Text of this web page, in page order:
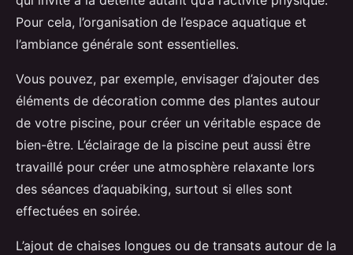
Pour cela, l’organisation de l’espace aquatique et
l’ambiance générale sont essentielles.
Vous pouvez, par exemple, envisager d’ajouter des
éléments de décoration comme des plantes autour
de votre piscine, pour créer un véritable espace de
bien-être. L’éclairage de la piscine peut aussi être
travaillé pour créer une atmosphère relaxante lors
des séances d’aquabiking, surtout si elles sont
effectuées en soirée.
L’ajout de chaises longues ou de transats autour de la